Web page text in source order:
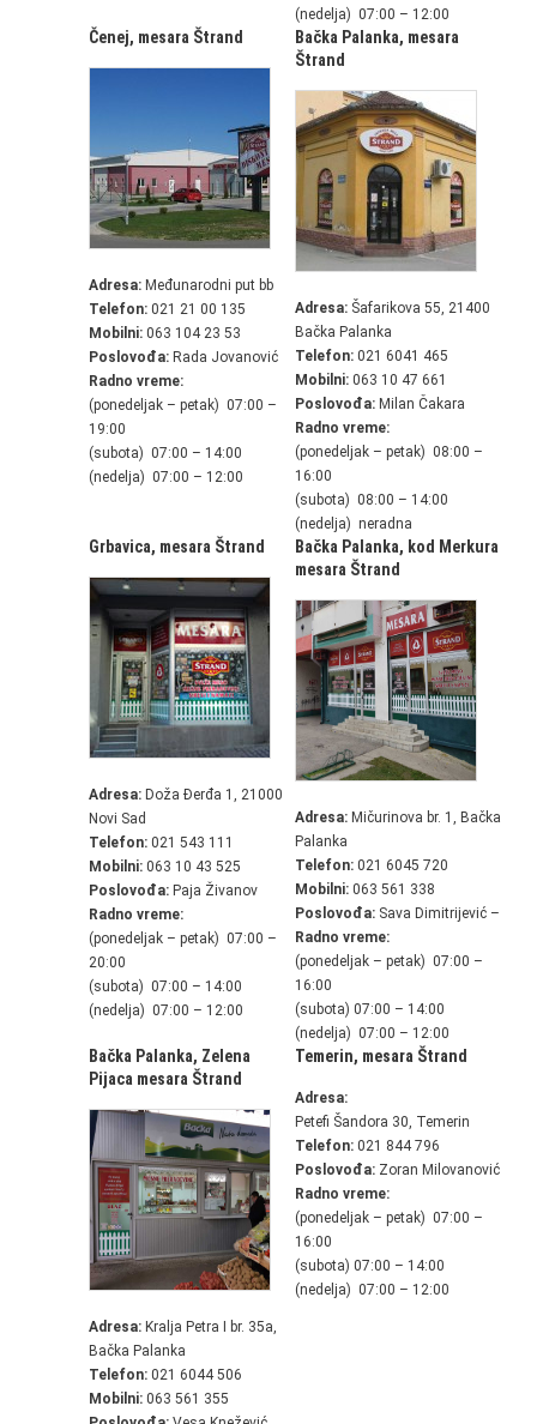
(nedelja) 07:00 – 12:00
Čenej, mesara Štrand
Adresa: Međunarodni put bb
Telefon: 021 21 00 135
Mobilni: 063 104 23 53
Poslovođa: Rada Jovanović
Radno vreme:
(ponedeljak – petak) 07:00 –
19:00
(subota) 07:00 – 14:00
(nedelja) 07:00 – 12:00
Bačka Palanka, mesara
Štrand
Adresa: Šafarikova 55, 21400
Bačka Palanka
Telefon: 021 6041 465
Mobilni: 063 10 47 661
Poslovođa: Milan Čakara
Radno vreme:
(ponedeljak – petak) 08:00 –
16:00
(subota) 08:00 – 14:00
(nedelja) neradna
Grbavica, mesara Štrand
Adresa: Doža Đerđa 1, 21000
Novi Sad
Telefon: 021 543 111
Mobilni: 063 10 43 525
Poslovođa: Paja Živanov
Radno vreme:
(ponedeljak – petak) 07:00 –
20:00
(subota) 07:00 – 14:00
(nedelja) 07:00 – 12:00
Bačka Palanka, kod Merkura
mesara Štrand
Adresa: Mičurinova br. 1, Bačka
Palanka
Telefon: 021 6045 720
Mobilni: 063 561 338
Poslovođa: Sava Dimitrijević –
Radno vreme:
(ponedeljak – petak) 07:00 –
16:00
(subota) 07:00 – 14:00
(nedelja) 07:00 – 12:00
Bačka Palanka, Zelena
Pijaca mesara Štrand
Adresa: Kralja Petra I br. 35a,
Bačka Palanka
Telefon: 021 6044 506
Mobilni: 063 561 355
Temerin, mesara Štrand
Adresa:
Petefi Šandora 30, Temerin
Telefon: 021 844 796
Poslovođa: Zoran Milovanović
Radno vreme:
(ponedeljak – petak) 07:00 –
16:00
(subota) 07:00 – 14:00
(nedelja) 07:00 – 12:00